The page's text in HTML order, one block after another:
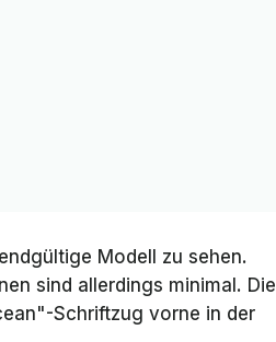
Modell zu sehen.
sind allerdings minimal. Die
Schriftzug vorne in der